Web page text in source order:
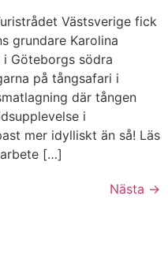
Västsverige fick
grundare Karolina
Göteborgs södra
på tångsafari i
där tången
i
mer idylliskt än så! Läs
[…]
Nästa →